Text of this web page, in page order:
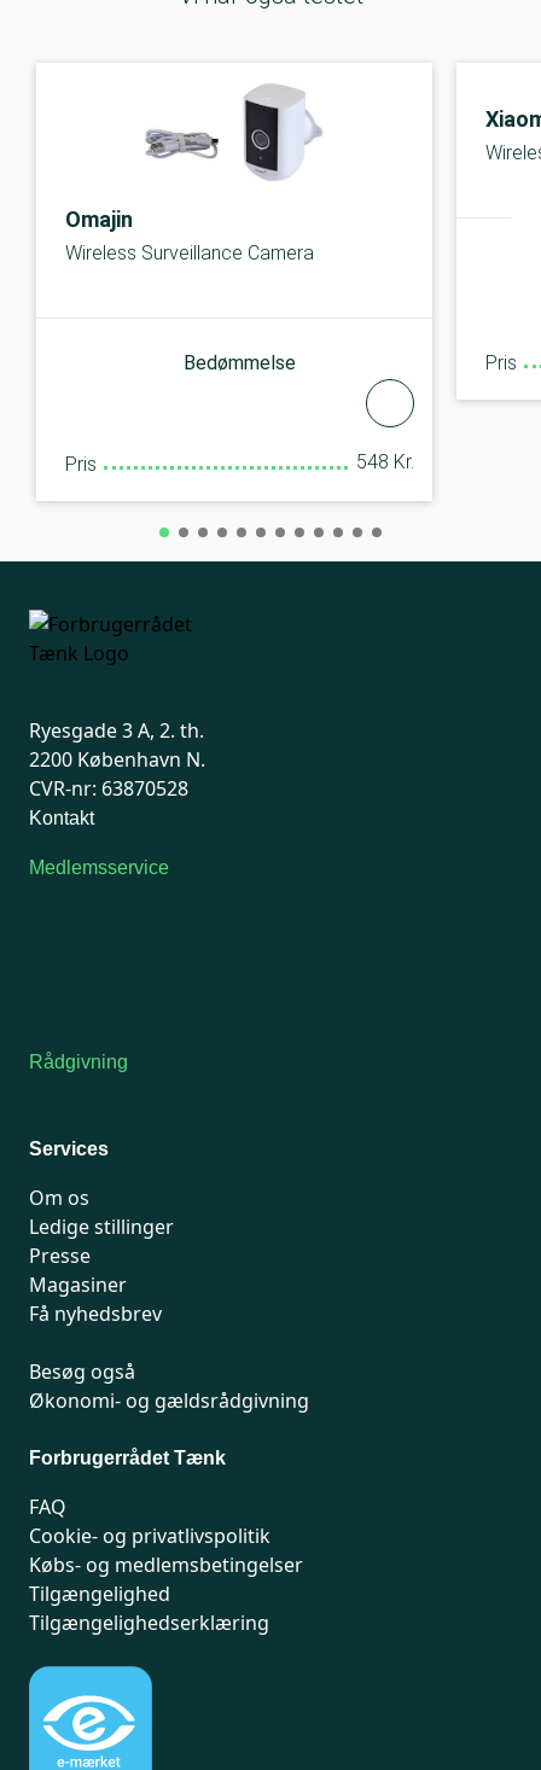
Omajin
Wireless Surveillance Camera
Bedømmelse
Pris 548 Kr.
Pris
Ryesgade 3 A, 2. th.
2200 København N.
CVR-nr: 63870528
Kontakt
Medlemsservice
Rådgivning
Services
Om os
Ledige stillinger
Presse
Magasiner
Få nyhedsbrev
Besøg også
Økonomi- og gældsrådgivning
Forbrugerrådet Tænk
FAQ
Cookie- og privatlivspolitik
Købs- og medlemsbetingelser
Tilgængelighed
Tilgængelighedserklæring